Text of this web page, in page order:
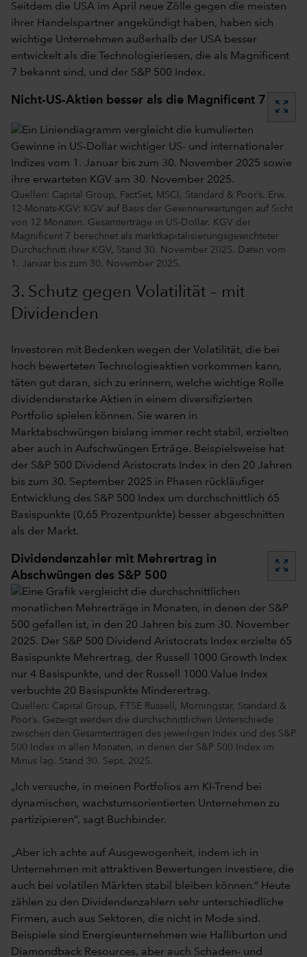
Seitdem die USA im April neue Zölle gegen die meisten
ihrer Handelspartner angekündigt haben, haben sich
wichtige Unternehmen außerhalb der USA besser
entwickelt als die Technologieriesen, die als Magnificent
7 bekannt sind, und der S&P 500 Index.
Nicht-US-Aktien besser als die Magnificent 7 zoom_out_map
Quellen: Capital Group, FactSet, MSCI, Standard & Poor’s. Erw.
12-Monats-KGV: KGV auf Basis der Gewinnerwartungen auf Sicht
von 12 Monaten. Gesamterträge in US-Dollar. KGV der
Magnificent 7 berechnet als marktkapitalisierungsgewichteter
Durchschnitt ihrer KGV, Stand 30. November 2025. Daten vom
1. Januar bis zum 30. November 2025.
3. Schutz gegen Volatilität – mit
Dividenden
Investoren mit Bedenken wegen der Volatilität, die bei
hoch bewerteten Technologieaktien vorkommen kann,
täten gut daran, sich zu erinnern, welche wichtige Rolle
dividendenstarke Aktien in einem diversifizierten
Portfolio spielen können. Sie waren in
Marktabschwüngen bislang immer recht stabil, erzielten
aber auch in Aufschwüngen Erträge. Beispielsweise hat
der S&P 500 Dividend Aristocrats Index in den 20 Jahren
bis zum 30. September 2025 in Phasen rückläufiger
Entwicklung des S&P 500 Index um durchschnittlich 65
Basispunkte (0,65 Prozentpunkte) besser abgeschnitten
als der Markt.
Dividendenzahler mit Mehrertrag in
Abschwüngen des S&P 500
zoom_out_map
Quellen: Capital Group, FTSE Russell, Morningstar, Standard &
Poor’s. Gezeigt werden die durchschnittlichen Unterschiede
zwischen den Gesamterträgen des jeweiligen Index und des S&P
500 Index in allen Monaten, in denen der S&P 500 Index im
Minus lag. Stand 30. Sept. 2025.
„Ich versuche, in meinen Portfolios am KI-Trend bei
dynamischen, wachstumsorientierten Unternehmen zu
partizipieren“, sagt Buchbinder.
„Aber ich achte auf Ausgewogenheit, indem ich in
Unternehmen mit attraktiven Bewertungen investiere, die
auch bei volatilen Märkten stabil bleiben können.“ Heute
zählen zu den Dividendenzahlern sehr unterschiedliche
Firmen, auch aus Sektoren, die nicht in Mode sind.
Beispiele sind Energieunternehmen wie Halliburton und
Diamondback Resources, aber auch Schaden- und